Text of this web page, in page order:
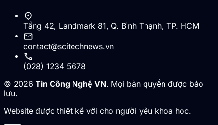
location_on
Tầng 42, Landmark 81, Q. Bình Thạnh, TP. HCM
mail
contact@scitechnews.vn
call
(028) 1234 5678
© 2026 Tin Công Nghệ VN. Mọi bản quyền được bảo
lưu.
Website được thiết kế với cho người yêu khoa học.